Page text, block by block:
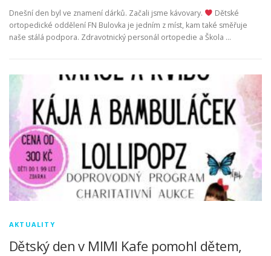
Dnešní den byl ve znamení dárků. Začali jsme kávovary.
Dětské
ortopedické oddělení FN Bulovka je jedním z míst, kam také směřuje
naše stálá podpora. Zdravotnický personál ortopedie a Škola …
AKTUALITY
Dětský den v MIMI Kafe pomohl dětem,